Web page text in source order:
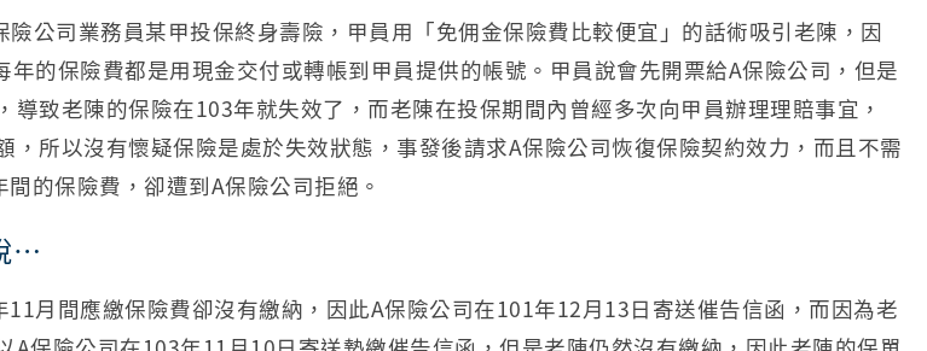
險公司業務員某甲投保終身壽險，甲員用「免佣金保險費比較便宜」的話術吸引老陳，因
年的保險費都是用現金交付或轉帳到甲員提供的帳號。甲員說會先開票給A保險公司，但是
導致老陳的保險在103年就失效了，而老陳在投保期間內曾經多次向甲員辦理理賠事宜，
，所以沒有懷疑保險是處於失效狀態，事發後請求A保險公司恢復保險契約效力，而且不需
的保險費，卻遭到A保險公司拒絕。
…
11月間應繳保險費卻沒有繳納，因此A保險公司在101年12月13日寄送催告信函，而因為老